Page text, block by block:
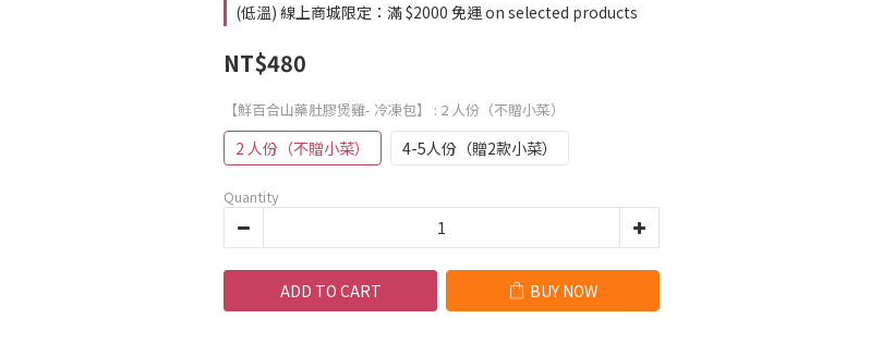
(低溫) 線上商城限定：滿 $2000 免運 on selected products
NT$480
【鮮百合山藥肚膠煲雞- 冷凍包】 : 2 人份（不贈小菜）
2 人份（不贈小菜） 4-5人份（贈2款小菜）
Quantity
ADD TO CART BUY NOW